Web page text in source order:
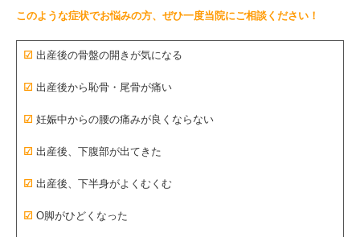
このような症状でお悩みの方、ぜひ一度当院にご相談ください！
☑ 出産後の骨盤の開きが気になる
☑ 出産後から恥骨・尾骨が痛い
☑ 妊娠中からの腰の痛みが良くならない
☑ 出産後、下腹部が出てきた
☑ 出産後、下半身がよくむくむ
☑ O脚がひどくなった